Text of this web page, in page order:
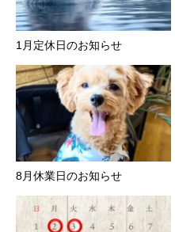
1月定休日のお知らせ
8月休業日のお知らせ